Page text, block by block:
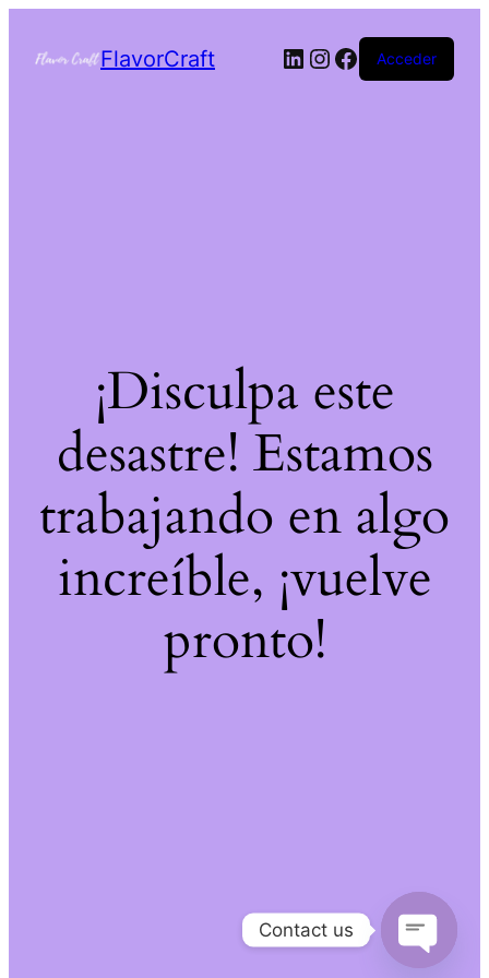
FlavorCraft Acceder
¡Disculpa este
desastre! Estamos
trabajando en algo
increíble, ¡vuelve
pronto!
Contact us